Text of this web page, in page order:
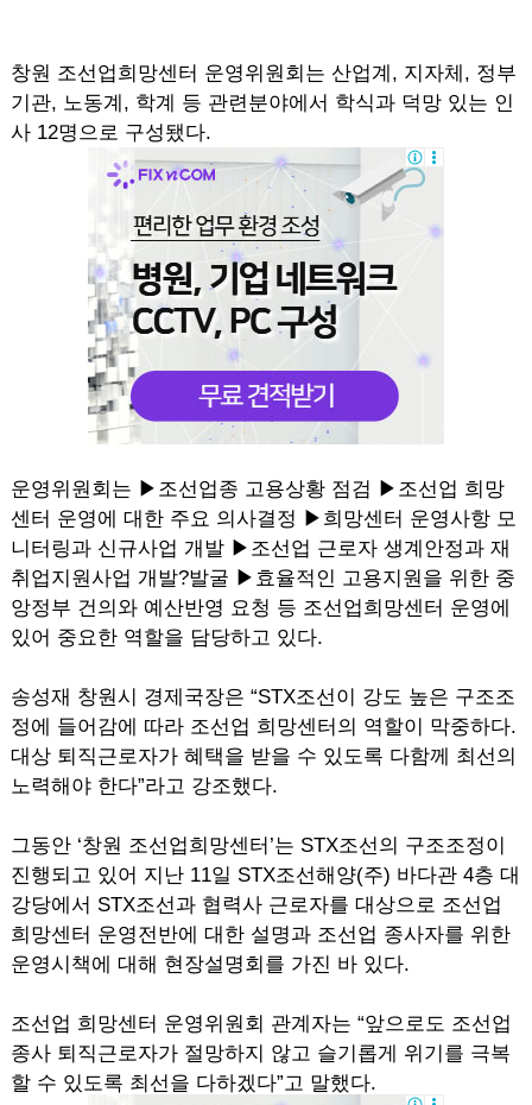
창원 조선업희망센터 운영위원회는 산업계, 지자체, 정부
기관, 노동계, 학계 등 관련분야에서 학식과 덕망 있는 인
사 12명으로 구성됐다.
운영위원회는 ▶조선업종 고용상황 점검 ▶조선업 희망
센터 운영에 대한 주요 의사결정 ▶희망센터 운영사항 모
니터링과 신규사업 개발 ▶조선업 근로자 생계안정과 재
취업지원사업 개발?발굴 ▶효율적인 고용지원을 위한 중
앙정부 건의와 예산반영 요청 등 조선업희망센터 운영에
있어 중요한 역할을 담당하고 있다.
송성재 창원시 경제국장은 “STX조선이 강도 높은 구조조
정에 들어감에 따라 조선업 희망센터의 역할이 막중하다.
대상 퇴직근로자가 혜택을 받을 수 있도록 다함께 최선의
노력해야 한다”라고 강조했다.
그동안 ‘창원 조선업희망센터’는 STX조선의 구조조정이
진행되고 있어 지난 11일 STX조선해양(주) 바다관 4층 대
강당에서 STX조선과 협력사 근로자를 대상으로 조선업
희망센터 운영전반에 대한 설명과 조선업 종사자를 위한
운영시책에 대해 현장설명회를 가진 바 있다.
조선업 희망센터 운영위원회 관계자는 “앞으로도 조선업
종사 퇴직근로자가 절망하지 않고 슬기롭게 위기를 극복
할 수 있도록 최선을 다하겠다”고 말했다.